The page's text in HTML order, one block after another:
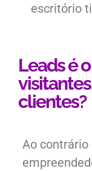
escritório
Leads é
clientes?
Ao contrário